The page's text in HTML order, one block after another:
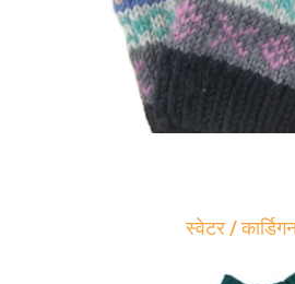
स्वेटर /